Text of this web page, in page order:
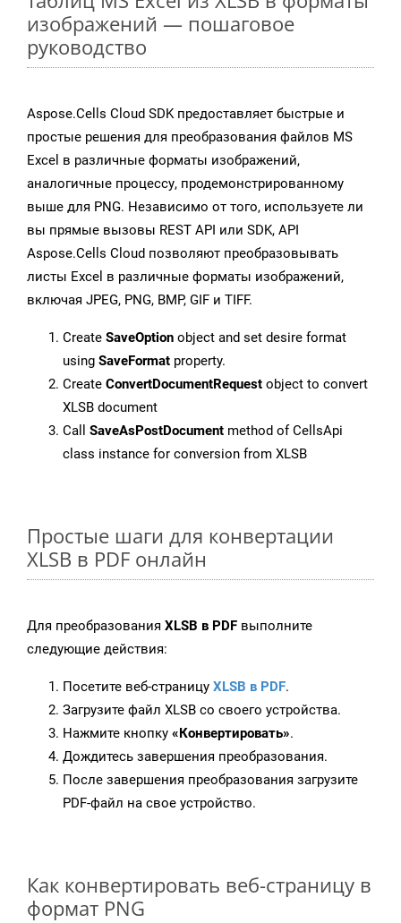
изображений — пошаговое
руководство
Aspose.Cells Cloud SDK предоставляет быстрые и
простые решения для преобразования файлов MS
Excel в различные форматы изображений,
аналогичные процессу, продемонстрированному
выше для PNG. Независимо от того, используете ли
вы прямые вызовы REST API или SDK, API
Aspose.Cells Cloud позволяют преобразовывать
листы Excel в различные форматы изображений,
включая JPEG, PNG, BMP, GIF и TIFF.
Create SaveOption object and set desire format
using SaveFormat property.
Create ConvertDocumentRequest object to convert
XLSB document
Call SaveAsPostDocument method of CellsApi
class instance for conversion from XLSB
Простые шаги для конвертации
XLSB в PDF онлайн
Для преобразования XLSB в PDF выполните
следующие действия:
Посетите веб-страницу XLSB в PDF.
Загрузите файл XLSB со своего устройства.
Нажмите кнопку «Конвертировать».
Дождитесь завершения преобразования.
После завершения преобразования загрузите
PDF-файл на свое устройство.
Как конвертировать веб-страницу в
формат PNG